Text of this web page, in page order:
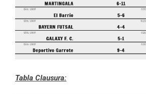
Tabla Clausura: